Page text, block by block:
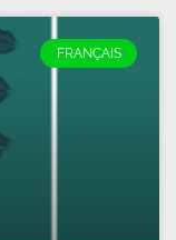
FRANÇAIS